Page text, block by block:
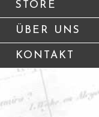
STORE
ÜBER UNS
KONTAKT